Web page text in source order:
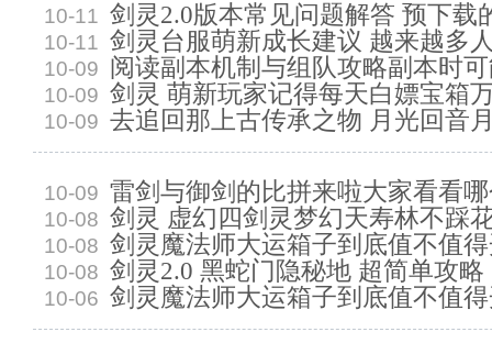
10-11 剑灵2.0版本常见问题解答 预下载
10-11 剑灵台服萌新成长建议 越来越多
10-09 阅读副本机制与组队攻略副本时
10-09 剑灵 萌新玩家记得每天白嫖宝箱
10-09 去追回那上古传承之物 月光回音
10-09 雷剑与御剑的比拼来啦大家看看
10-08 剑灵 虚幻四剑灵梦幻天寿林不踩
10-08 剑灵魔法师大运箱子到底值不值
10-08 剑灵2.0 黑蛇门隐秘地 超简单攻略
10-06 剑灵魔法师大运箱子到底值不值